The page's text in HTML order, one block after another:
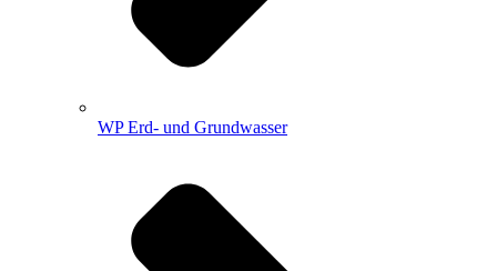
WP Erd- und Grundwasser